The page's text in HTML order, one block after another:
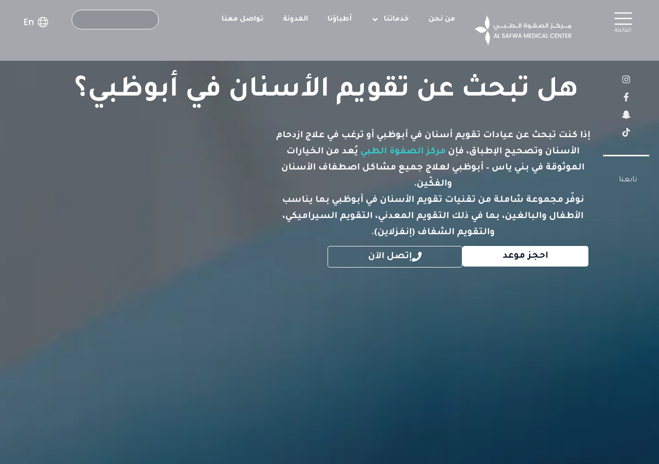
من نحن خدماتنا أطباؤنا المدونة تواصل معنا
Search
I
n
s
t
a
g
r
a
F
a
c
e
b
o
o
k
f
S
n
a
p
c
h
a
t
g
s
T
i
k
t
o
k
تابعنا
هل تبحث عن تقويم الأسنان في أبوظبي؟
إذا كنت تبحث عن عيادات تقويم أسنان في أبوظبي أو ترغب في علاج ازدحام
الأسنان وتصحيح الإطباق، فإن مركز الصفوة الطبي يُعد من الخيارات
الموثوقة في بني ياس – أبوظبي لعلاج جميع مشاكل اصطفاف الأسنان
والفكّين.
نوفّر مجموعة شاملة من تقنيات تقويم الأسنان في أبوظبي بما يناسب
الأطفال والبالغين، بما في ذلك التقويم المعدني، التقويم السيراميكي،
والتقويم الشفاف (إنفزلاين).
احجز موعد إتصل الآن